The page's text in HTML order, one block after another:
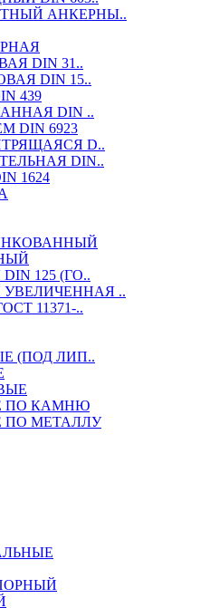
АНКЕРНЫ..
DIN 31..
DIN 15..
439
DIN ..
DIN 6923
D..
DIN..
1624
125 (ГО..
..
11371-..
(ПОД ЛИП..
ПО КАМНЮ
ПО МЕТАЛЛУ